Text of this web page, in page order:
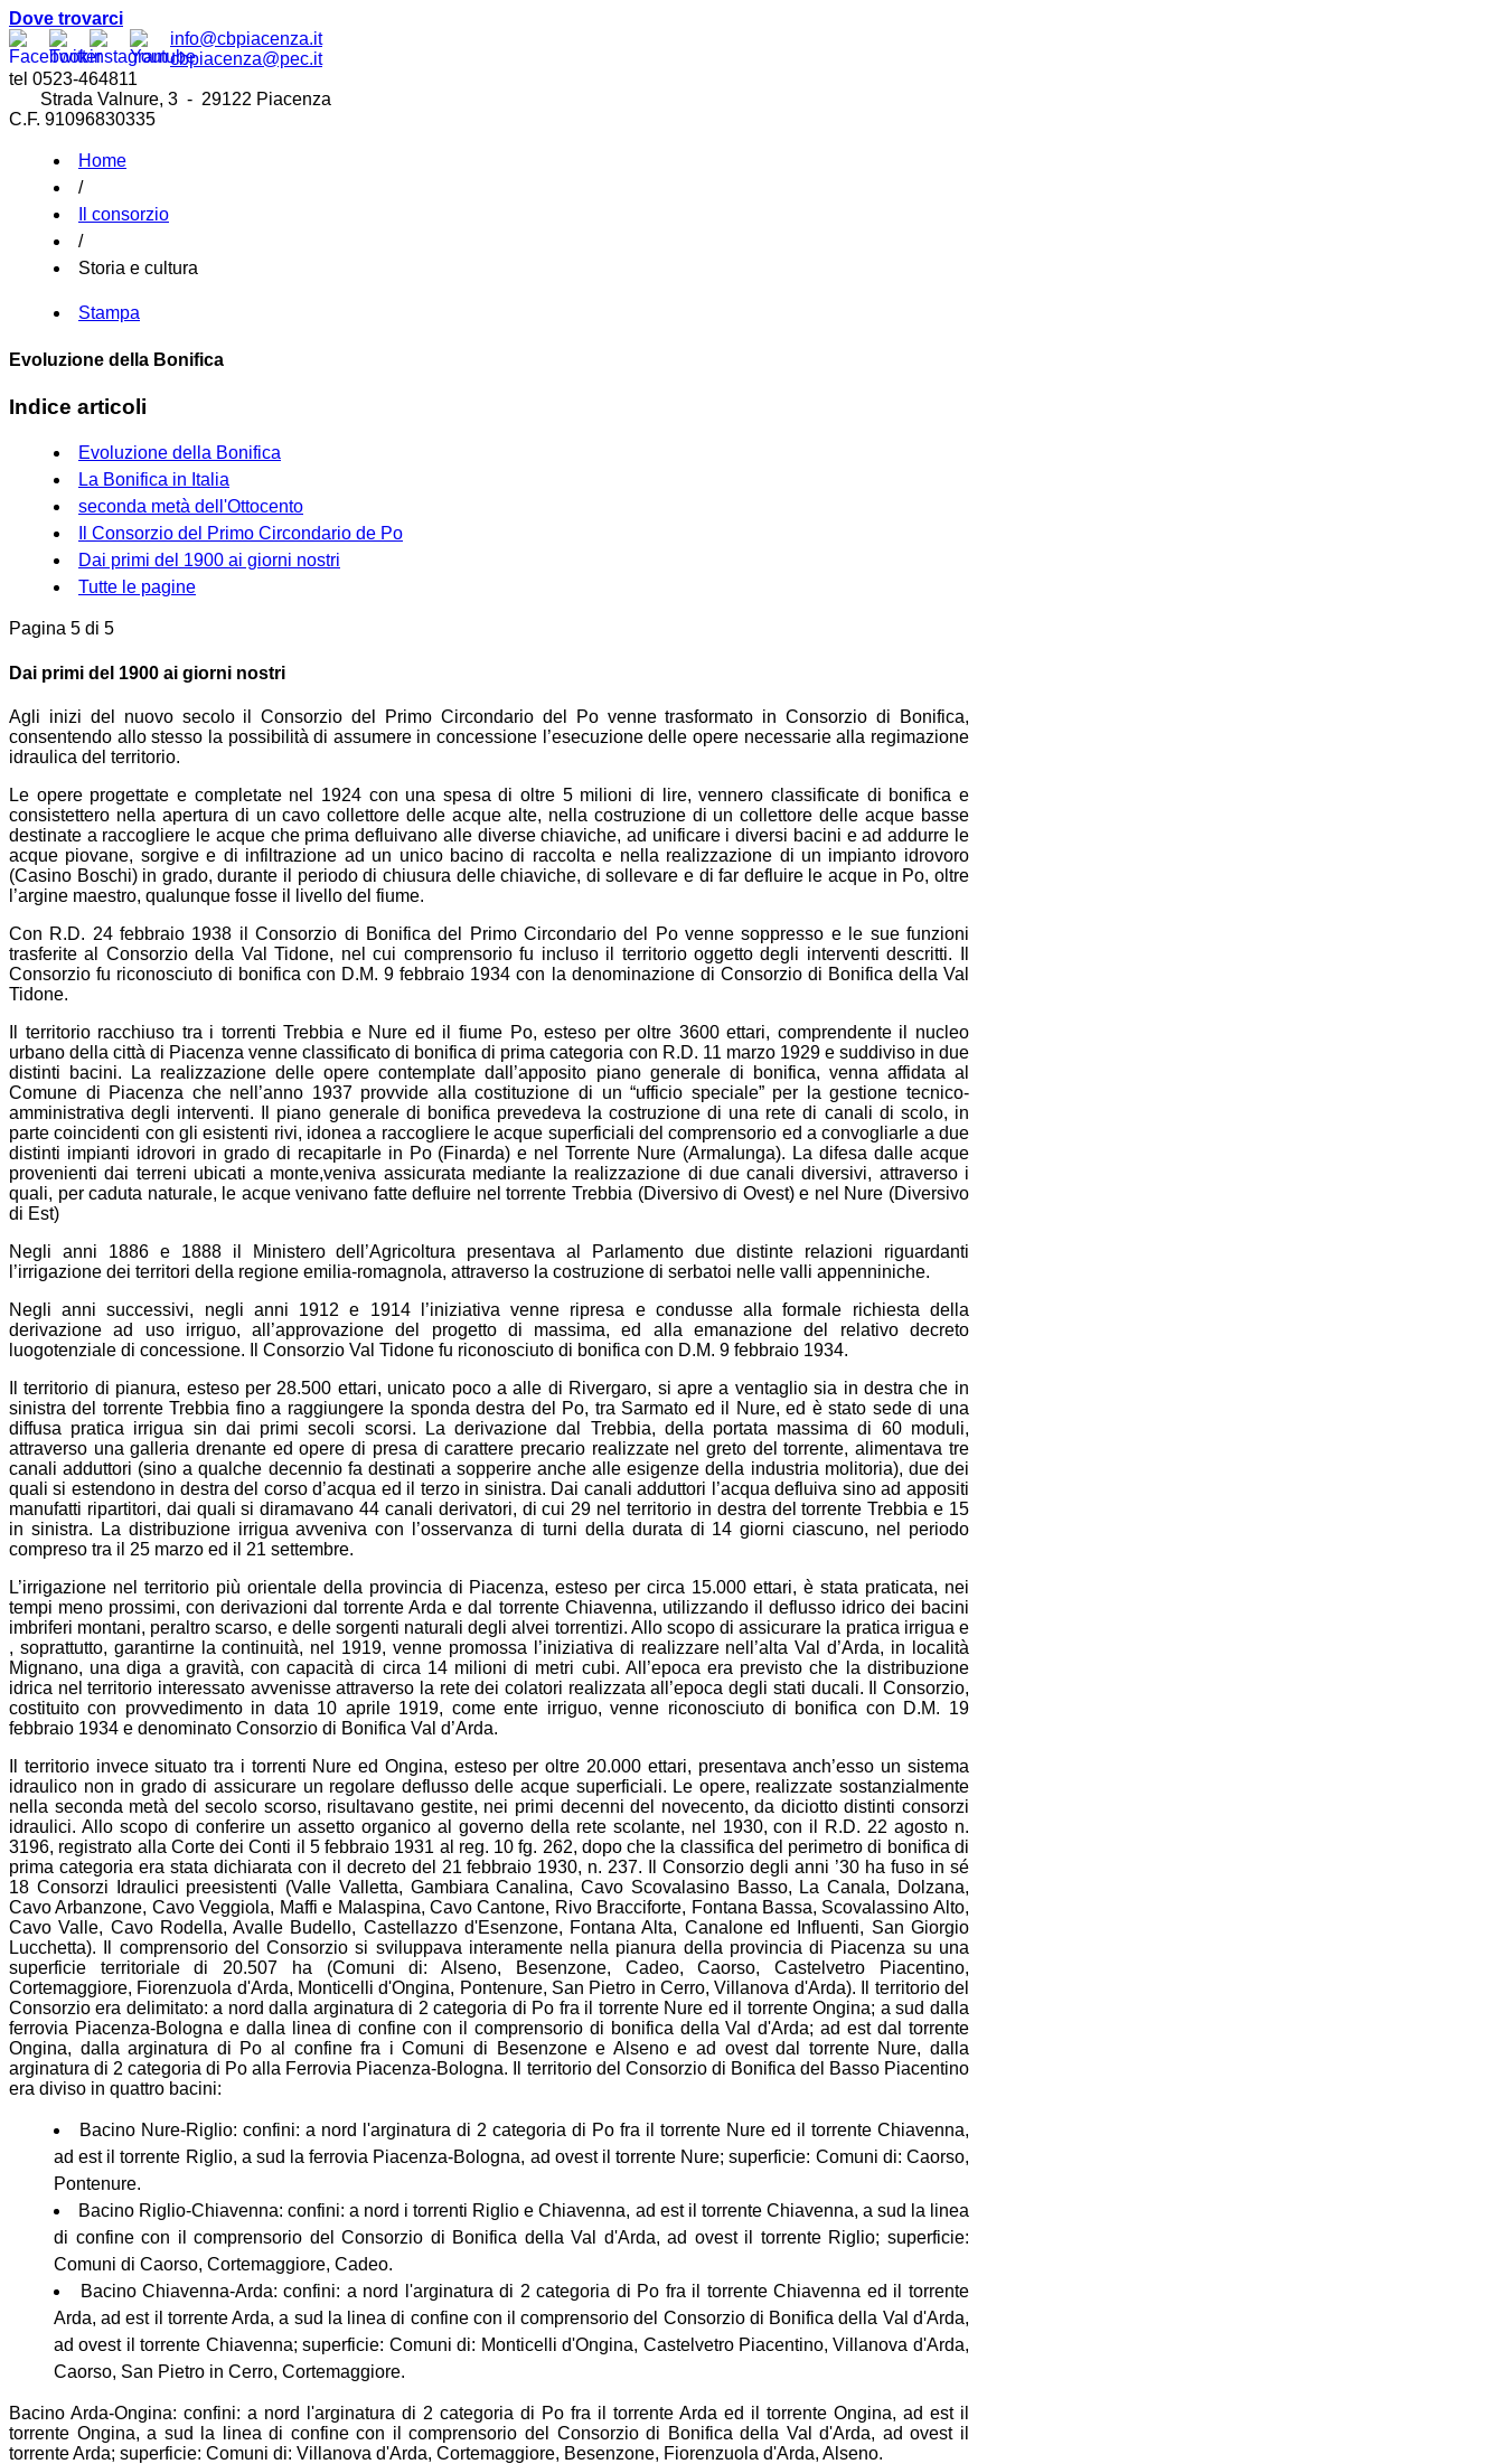
Dove trovarci
info@cbpiacenza.it
cbpiacenza@pec.it
tel 0523-464811
Strada Valnure, 3 - 29122 Piacenza
C.F. 91096830335
Home
/
Il consorzio
/
Storia e cultura
Stampa
Evoluzione della Bonifica
Indice articoli
Evoluzione della Bonifica
La Bonifica in Italia
seconda metà dell'Ottocento
Il Consorzio del Primo Circondario de Po
Dai primi del 1900 ai giorni nostri
Tutte le pagine
Pagina 5 di 5
Dai primi del 1900 ai giorni nostri
Agli inizi del nuovo secolo il Consorzio del Primo Circondario del Po venne trasformato in Consorzio di Bonifica,
consentendo allo stesso la possibilità di assumere in concessione l’esecuzione delle opere necessarie alla regimazione
idraulica del territorio.
Le opere progettate e completate nel 1924 con una spesa di oltre 5 milioni di lire, vennero classificate di bonifica e
consistettero nella apertura di un cavo collettore delle acque alte, nella costruzione di un collettore delle acque basse
destinate a raccogliere le acque che prima defluivano alle diverse chiaviche, ad unificare i diversi bacini e ad addurre le
acque piovane, sorgive e di infiltrazione ad un unico bacino di raccolta e nella realizzazione di un impianto idrovoro
(Casino Boschi) in grado, durante il periodo di chiusura delle chiaviche, di sollevare e di far defluire le acque in Po, oltre
l’argine maestro, qualunque fosse il livello del fiume.
Con R.D. 24 febbraio 1938 il Consorzio di Bonifica del Primo Circondario del Po venne soppresso e le sue funzioni
trasferite al Consorzio della Val Tidone, nel cui comprensorio fu incluso il territorio oggetto degli interventi descritti. Il
Consorzio fu riconosciuto di bonifica con D.M. 9 febbraio 1934 con la denominazione di Consorzio di Bonifica della Val
Tidone.
Il territorio racchiuso tra i torrenti Trebbia e Nure ed il fiume Po, esteso per oltre 3600 ettari, comprendente il nucleo
urbano della città di Piacenza venne classificato di bonifica di prima categoria con R.D. 11 marzo 1929 e suddiviso in due
distinti bacini. La realizzazione delle opere contemplate dall’apposito piano generale di bonifica, venna affidata al
Comune di Piacenza che nell’anno 1937 provvide alla costituzione di un “ufficio speciale” per la gestione tecnico-
amministrativa degli interventi. Il piano generale di bonifica prevedeva la costruzione di una rete di canali di scolo, in
parte coincidenti con gli esistenti rivi, idonea a raccogliere le acque superficiali del comprensorio ed a convogliarle a due
distinti impianti idrovori in grado di recapitarle in Po (Finarda) e nel Torrente Nure (Armalunga). La difesa dalle acque
provenienti dai terreni ubicati a monte,veniva assicurata mediante la realizzazione di due canali diversivi, attraverso i
quali, per caduta naturale, le acque venivano fatte defluire nel torrente Trebbia (Diversivo di Ovest) e nel Nure (Diversivo
di Est)
Negli anni 1886 e 1888 il Ministero dell’Agricoltura presentava al Parlamento due distinte relazioni riguardanti
l’irrigazione dei territori della regione emilia-romagnola, attraverso la costruzione di serbatoi nelle valli appenniniche.
Negli anni successivi, negli anni 1912 e 1914 l’iniziativa venne ripresa e condusse alla formale richiesta della
derivazione ad uso irriguo, all’approvazione del progetto di massima, ed alla emanazione del relativo decreto
luogotenziale di concessione. Il Consorzio Val Tidone fu riconosciuto di bonifica con D.M. 9 febbraio 1934.
Il territorio di pianura, esteso per 28.500 ettari, unicato poco a alle di Rivergaro, si apre a ventaglio sia in destra che in
sinistra del torrente Trebbia fino a raggiungere la sponda destra del Po, tra Sarmato ed il Nure, ed è stato sede di una
diffusa pratica irrigua sin dai primi secoli scorsi. La derivazione dal Trebbia, della portata massima di 60 moduli,
attraverso una galleria drenante ed opere di presa di carattere precario realizzate nel greto del torrente, alimentava tre
canali adduttori (sino a qualche decennio fa destinati a sopperire anche alle esigenze della industria molitoria), due dei
quali si estendono in destra del corso d’acqua ed il terzo in sinistra. Dai canali adduttori l’acqua defluiva sino ad appositi
manufatti ripartitori, dai quali si diramavano 44 canali derivatori, di cui 29 nel territorio in destra del torrente Trebbia e 15
in sinistra. La distribuzione irrigua avveniva con l’osservanza di turni della durata di 14 giorni ciascuno, nel periodo
compreso tra il 25 marzo ed il 21 settembre.
L’irrigazione nel territorio più orientale della provincia di Piacenza, esteso per circa 15.000 ettari, è stata praticata, nei
tempi meno prossimi, con derivazioni dal torrente Arda e dal torrente Chiavenna, utilizzando il deflusso idrico dei bacini
imbriferi montani, peraltro scarso, e delle sorgenti naturali degli alvei torrentizi. Allo scopo di assicurare la pratica irrigua e
, soprattutto, garantirne la continuità, nel 1919, venne promossa l’iniziativa di realizzare nell’alta Val d’Arda, in località
Mignano, una diga a gravità, con capacità di circa 14 milioni di metri cubi. All’epoca era previsto che la distribuzione
idrica nel territorio interessato avvenisse attraverso la rete dei colatori realizzata all’epoca degli stati ducali. Il Consorzio,
costituito con provvedimento in data 10 aprile 1919, come ente irriguo, venne riconosciuto di bonifica con D.M. 19
febbraio 1934 e denominato Consorzio di Bonifica Val d’Arda.
Il territorio invece situato tra i torrenti Nure ed Ongina, esteso per oltre 20.000 ettari, presentava anch’esso un sistema
idraulico non in grado di assicurare un regolare deflusso delle acque superficiali. Le opere, realizzate sostanzialmente
nella seconda metà del secolo scorso, risultavano gestite, nei primi decenni del novecento, da diciotto distinti consorzi
idraulici. Allo scopo di conferire un assetto organico al governo della rete scolante, nel 1930, con il R.D. 22 agosto n.
3196, registrato alla Corte dei Conti il 5 febbraio 1931 al reg. 10 fg. 262, dopo che la classifica del perimetro di bonifica di
prima categoria era stata dichiarata con il decreto del 21 febbraio 1930, n. 237. Il Consorzio degli anni ’30 ha fuso in sé
18 Consorzi Idraulici preesistenti (Valle Valletta, Gambiara Canalina, Cavo Scovalasino Basso, La Canala, Dolzana,
Cavo Arbanzone, Cavo Veggiola, Maffi e Malaspina, Cavo Cantone, Rivo Bracciforte, Fontana Bassa, Scovalassino Alto,
Cavo Valle, Cavo Rodella, Avalle Budello, Castellazzo d'Esenzone, Fontana Alta, Canalone ed Influenti, San Giorgio
Lucchetta). Il comprensorio del Consorzio si sviluppava interamente nella pianura della provincia di Piacenza su una
superficie territoriale di 20.507 ha (Comuni di: Alseno, Besenzone, Cadeo, Caorso, Castelvetro Piacentino,
Cortemaggiore, Fiorenzuola d'Arda, Monticelli d'Ongina, Pontenure, San Pietro in Cerro, Villanova d'Arda). Il territorio del
Consorzio era delimitato: a nord dalla arginatura di 2 categoria di Po fra il torrente Nure ed il torrente Ongina; a sud dalla
ferrovia Piacenza-Bologna e dalla linea di confine con il comprensorio di bonifica della Val d'Arda; ad est dal torrente
Ongina, dalla arginatura di Po al confine fra i Comuni di Besenzone e Alseno e ad ovest dal torrente Nure, dalla
arginatura di 2 categoria di Po alla Ferrovia Piacenza-Bologna. Il territorio del Consorzio di Bonifica del Basso Piacentino
era diviso in quattro bacini:
Bacino Nure-Riglio: confini: a nord l'arginatura di 2 categoria di Po fra il torrente Nure ed il torrente Chiavenna,
ad est il torrente Riglio, a sud la ferrovia Piacenza-Bologna, ad ovest il torrente Nure; superficie: Comuni di: Caorso,
Pontenure.
Bacino Riglio-Chiavenna: confini: a nord i torrenti Riglio e Chiavenna, ad est il torrente Chiavenna, a sud la linea
di confine con il comprensorio del Consorzio di Bonifica della Val d'Arda, ad ovest il torrente Riglio; superficie:
Comuni di Caorso, Cortemaggiore, Cadeo.
Bacino Chiavenna-Arda: confini: a nord l'arginatura di 2 categoria di Po fra il torrente Chiavenna ed il torrente
Arda, ad est il torrente Arda, a sud la linea di confine con il comprensorio del Consorzio di Bonifica della Val d'Arda,
ad ovest il torrente Chiavenna; superficie: Comuni di: Monticelli d'Ongina, Castelvetro Piacentino, Villanova d'Arda,
Caorso, San Pietro in Cerro, Cortemaggiore.
Bacino Arda-Ongina: confini: a nord l'arginatura di 2 categoria di Po fra il torrente Arda ed il torrente Ongina, ad est il
torrente Ongina, a sud la linea di confine con il comprensorio del Consorzio di Bonifica della Val d'Arda, ad ovest il
torrente Arda; superficie: Comuni di: Villanova d'Arda, Cortemaggiore, Besenzone, Fiorenzuola d'Arda, Alseno.